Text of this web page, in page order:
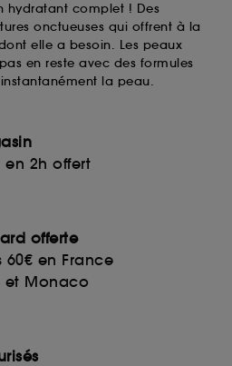
hydratant complet ! Des
onctueuses qui offrent à la
elle a besoin. Les peaux
en reste avec des formules
la peau.
2h offert
offerte
en France
et Monaco